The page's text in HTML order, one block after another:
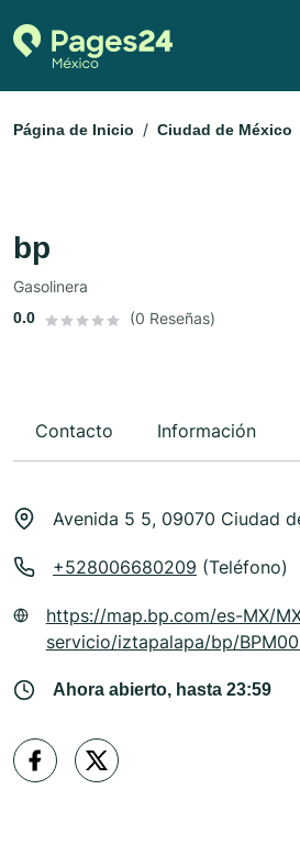
Página de Inicio Ciudad de México
bp
Gasolinera
0.0 (0 Reseñas)
Contacto Información
Avenida 5 5, 09070 Ciudad
+528006680209 (Teléfono)
https://map.bp.com/es-MX/
servicio/iztapalapa/bp/
Ahora abierto, hasta 23:59